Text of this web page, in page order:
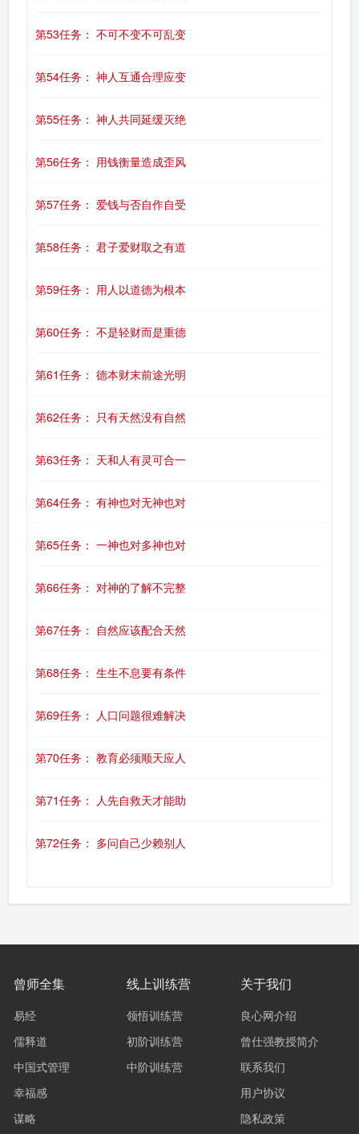
第53任务： 不可不变不可乱变
第54任务： 神人互通合理应变
第55任务： 神人共同延缓灭绝
第56任务： 用钱衡量造成歪风
第57任务： 爱钱与否自作自受
第58任务： 君子爱财取之有道
第59任务： 用人以道德为根本
第60任务： 不是轻财而是重德
第61任务： 德本财末前途光明
第62任务： 只有天然没有自然
第63任务： 天和人有灵可合一
第64任务： 有神也对无神也对
第65任务： 一神也对多神也对
第66任务： 对神的了解不完整
第67任务： 自然应该配合天然
第68任务： 生生不息要有条件
第69任务： 人口问题很难解决
第70任务： 教育必须顺天应人
第71任务： 人先自救天才能助
第72任务： 多问自己少赖别人
曾师全集
易经
儒释道
中国式管理
幸福感
谋略
线上训练营
领悟训练营
初阶训练营
中阶训练营
关于我们
良心网介绍
曾仕强教授简介
联系我们
用户协议
隐私政策